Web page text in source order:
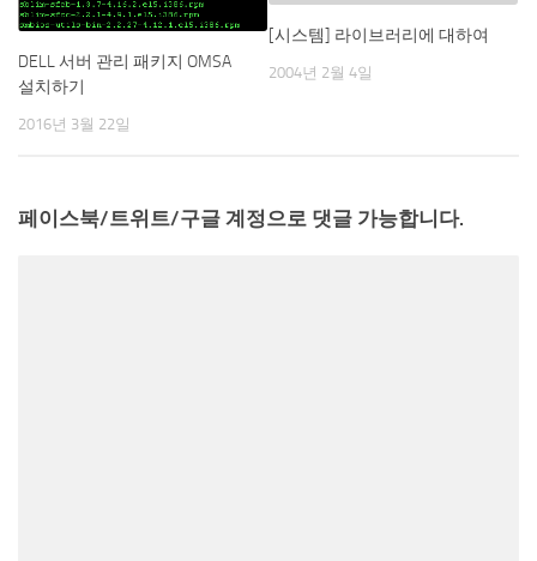
DELL 서버 관리 패키지 OMSA
설치하기
2016년 3월 22일
[시스템] 라이브러리에 대하여
2004년 2월 4일
페이스북/트위트/구글 계정으로 댓글 가능합니다.